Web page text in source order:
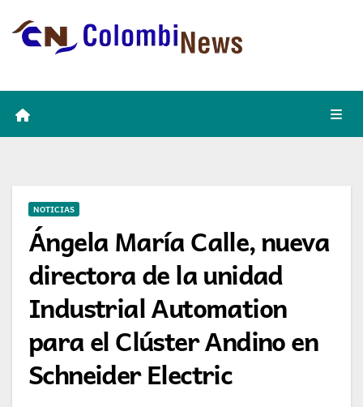
NOTICIAS
Ángela María Calle, nueva
directora de la unidad
Industrial Automation
para el Clúster Andino en
Schneider Electric